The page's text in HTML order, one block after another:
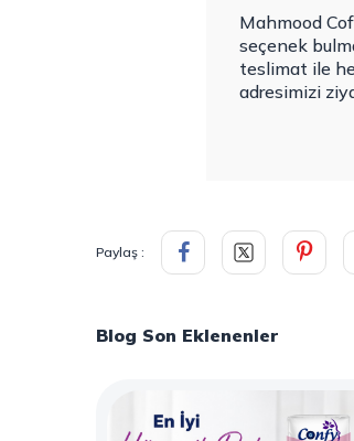
Mahmood
seçenek
teslimat ile
adresimizi
Paylaş :
Blog Son Eklenenler